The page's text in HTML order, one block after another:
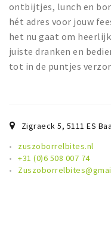
Musée et théâtre
Activité
Piste cyclable
ontbijtjes, lunch en
hét adres voor jouw
het nu gaat om
juiste dranken en
tot in de puntjes
Zigraeck 5, 5111 ES
zuszoborrelbites.nl
+31 (0)6 508 007 74